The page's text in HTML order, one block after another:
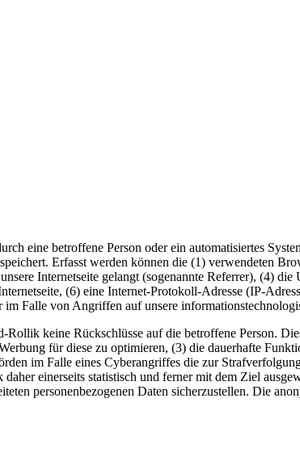
eine betroffene Person oder ein automatisiertes
Erfasst werden können die (1) verwendeten
Internetseite gelangt (sogenannte Referrer), (4)
(6) eine Internet-Protokoll-Adresse (IP-
Falle von Angriffen auf unsere
keine Rückschlüsse auf die betroffene Person.
für diese zu optimieren, (3) die dauerhafte
im Falle eines Cyberangriffes die zur
einerseits statistisch und ferner mit dem Ziel
personenbezogenen Daten sicherzustellen. Die